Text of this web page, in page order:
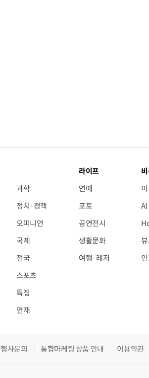
과학
정치·정책
오피니언
국제
전국
스포츠
특집
연재
라이프
연예
포토
공연전시
생활문화
여행·레저
행사문의 통합마케팅 상품 안내 이용약관